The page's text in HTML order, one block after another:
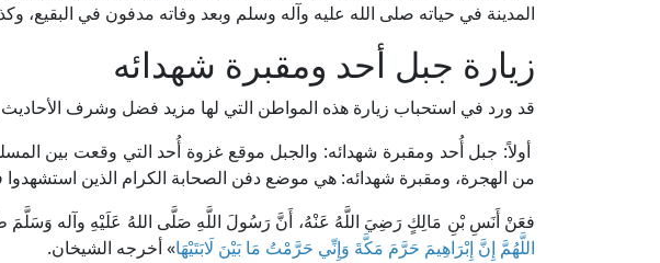
المدينة في حياته صلى الله عليه وآله وسلم وبعد وفاته مدفون في البقيع،
زيارة جبل أحد ومقبرة شهدائه
قد ورد في استحباب زيارة هذه المواطن التي لها مزيد فضل وشرف الأحاديث
أولاً: جبل أُحد ومقبرة شهدائه: والجبل موقع غزوة أُحد التي وقعت بين
من الهجرة، ومقبرة شهدائه: هي موضع دفن الصحابة الكرام الذين
فعَنْ أَنَسِ بْنِ مَالِكٍ رَضِيَ اللَّهُ عَنْهُ، أَنَّ رَسُولَ اللَّهِ صَلَّى اللهُ عَلَيْهِ وآله وَسَلَّمَ
اللَّهُمَّ إِنَّ إِبْرَاهِيمَ حَرَّمَ مَكَّةَ وَإِنِّي حَرَّمْتُ مَا بَيْنَ لَابَتَيْهَا» أخرجه الشيخان.